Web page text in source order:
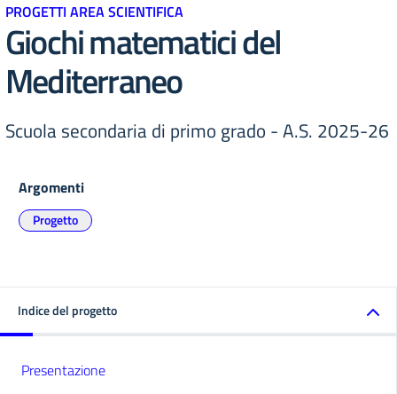
PROGETTI AREA SCIENTIFICA
Giochi matematici del
Mediterraneo
Scuola secondaria di primo grado - A.S. 2025-26
Argomenti
Progetto
Indice del progetto
Presentazione